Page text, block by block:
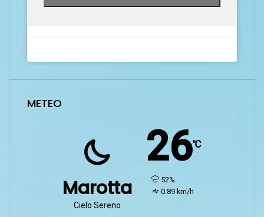
METEO
Marotta
Cielo Sereno
26℃
humidity:
52%
wind:
0.89 km/h